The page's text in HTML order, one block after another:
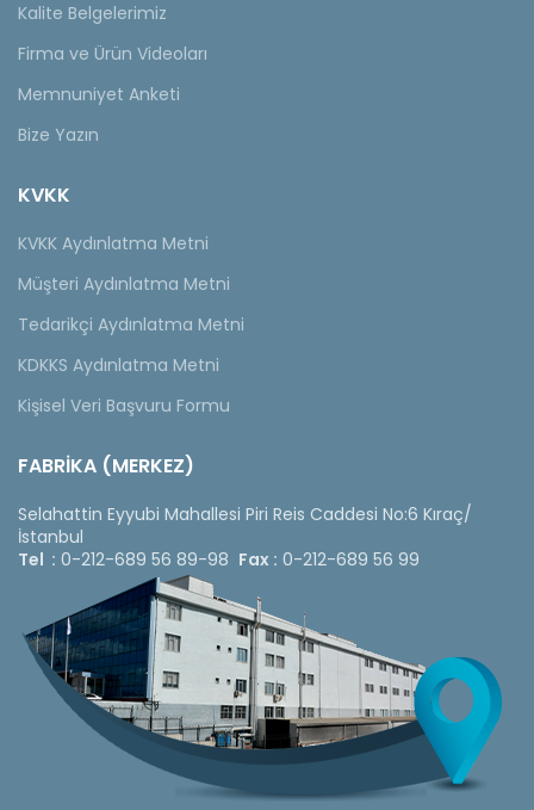
Kalite Belgelerimiz
Firma ve Ürün Videoları
Memnuniyet Anketi
Bize Yazın
KVKK
KVKK Aydınlatma Metni
Müşteri Aydınlatma Metni
Tedarikçi Aydınlatma Metni
KDKKS Aydınlatma Metni
Kişisel Veri Başvuru Formu
FABRİKA (MERKEZ)
Selahattin Eyyubi Mahallesi Piri Reis Caddesi No:6 Kıraç/
İstanbul
Tel : 0-212-689 56 89-98 Fax : 0-212-689 56 99